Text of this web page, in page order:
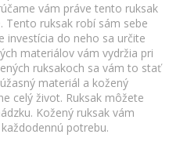
vám práve tento ruksak
Tento ruksak robí sám sebe
investícia do neho sa určite
materiálov vám vydržia pri
ruksakoch sa vám to stať
materiál a kožený
celý život. Ruksak môžete
Kožený ruksak vám
potrebu.